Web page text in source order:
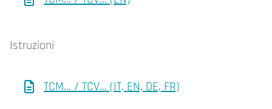
Istruzioni
TCM... / TCV... (IT, EN, DE, FR)